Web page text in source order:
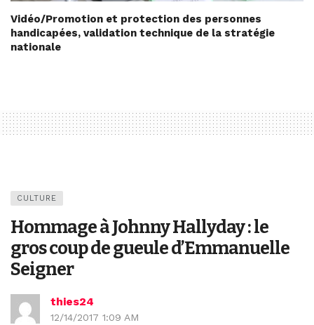
Vidéo/Promotion et protection des personnes
handicapées, validation technique de la stratégie
nationale
CULTURE
Hommage à Johnny Hallyday : le
gros coup de gueule d’Emmanuelle
Seigner
thies24
12/14/2017 1:09 AM